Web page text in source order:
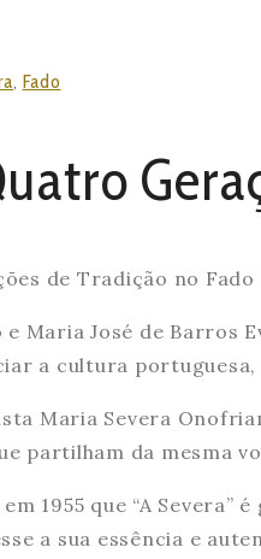
, Fado
Maria José de Barros
a cultura
Maria Severa
partilham da mesma
1955 que “A
a sua essência e